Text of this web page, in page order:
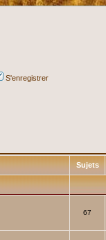
S'enregistrer
Sujets
67